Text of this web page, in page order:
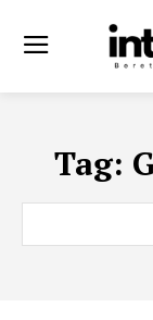
Tag: